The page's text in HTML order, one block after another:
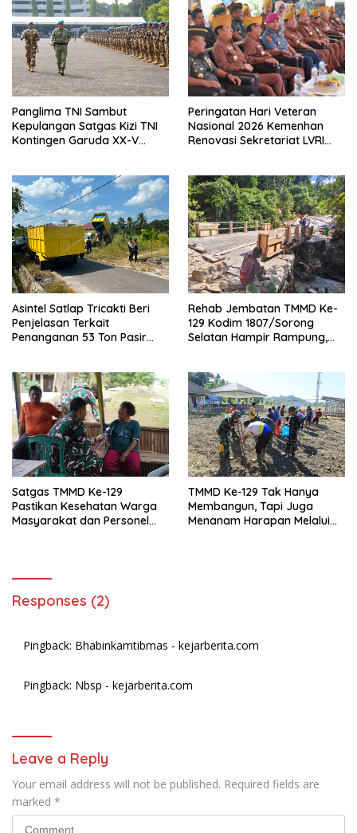
Panglima TNI Sambut
Kepulangan Satgas Kizi TNI
Kontingen Garuda XX-V
Peringatan Hari Veteran
Nasional 2026 Kemenhan
Renovasi Sekretariat LVRI
Asintel Satlap Tricakti Beri
Penjelasan Terkait
Penanganan 53 Ton Pasir
Rehab Jembatan TMMD Ke-
129 Kodim 1807/Sorong
Selatan Hampir Rampung,
Kampung Sesor
Satgas TMMD Ke-129
Pastikan Kesehatan Warga
Masyarakat dan Personel
TMMD Ke-129 Tak Hanya
Membangun, Tapi Juga
Menanam Harapan Melalui
Responses (2)
Pingback: Bhabinkamtibmas - kejarberita.com
Pingback: Nbsp - kejarberita.com
Leave a Reply
Your email address will not be published. Required fields are
marked *